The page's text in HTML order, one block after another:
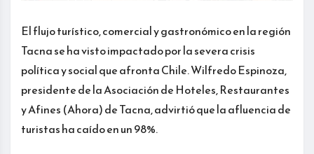
El flujo turístico, comercial y gastronómico en la región
Tacna se ha visto impactado por la severa crisis
política y social que afronta Chile. Wilfredo Espinoza,
presidente de la Asociación de Hoteles, Restaurantes
y Afines (Ahora) de Tacna, advirtió que la afluencia de
turistas ha caído en un 98%.